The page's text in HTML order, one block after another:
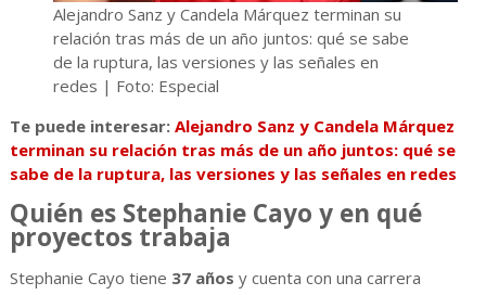
Alejandro Sanz y Candela Márquez terminan su
relación tras más de un año juntos: qué se sabe
de la ruptura, las versiones y las señales en
redes | Foto: Especial
Te puede interesar: Alejandro Sanz y Candela Márquez
terminan su relación tras más de un año juntos: qué se
sabe de la ruptura, las versiones y las señales en redes
Quién es Stephanie Cayo y en qué
proyectos trabaja
Stephanie Cayo tiene 37 años y cuenta con una carrera